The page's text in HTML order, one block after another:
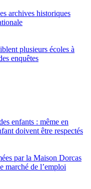
archives historiques
plusieurs écoles à
enquêtes
enfants : même en
doivent être respectés
par la Maison Dorcas
marché de l’emploi